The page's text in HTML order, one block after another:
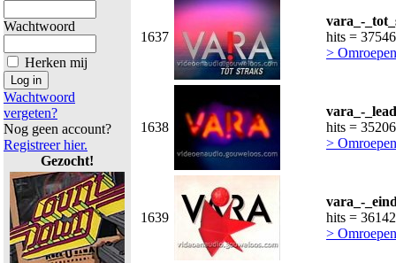
Wachtwoord
Herken mij
Wachtwoord
vergeten?
Nog geen account?
Registreer hier.
Gezocht!
1637
vara_-
hits = 37546
>
1638
vara_-
hits = 35206
>
1639
vara_-
hits = 36142
>